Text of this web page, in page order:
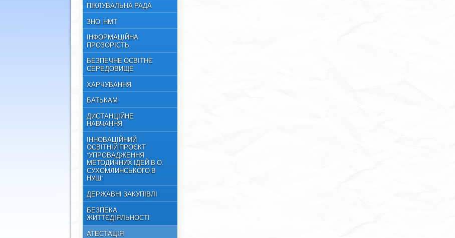
ПІКЛУВАЛЬНА РАДА
ЗНО, НМТ
ІНФОРМАЦІЙНА
ПРОЗОРІСТЬ
БЕЗПЕЧНЕ ОСВІТНЄ
СЕРЕДОВИЩЕ
ХАРЧУВАННЯ
БАТЬКАМ
ДИСТАНЦІЙНЕ
НАВЧАННЯ
ІННОВАЦІЙНИЙ
ОСВІТНІЙ ПРОЄКТ
"УПРОВАДЖЕННЯ
МЕТОДИЧНИХ ІДЕЙ В.О.
СУХОМЛИНСЬКОГО В
НУШ"
ДЕРЖАВНІ ЗАКУПІВЛІ
БЕЗПЕКА
ЖИТТЄДІЯЛЬНОСТІ
АТЕСТАЦІЯ